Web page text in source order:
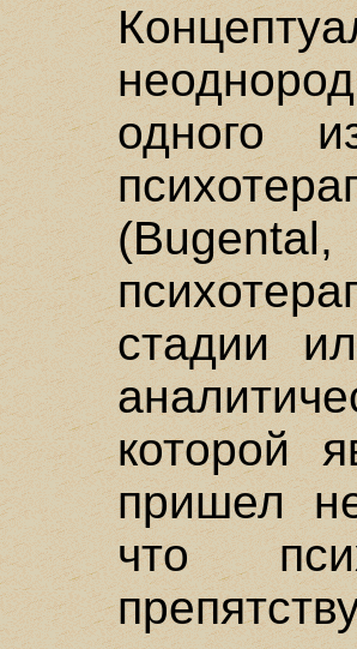
одного
(Bugental,
стадии
которой
пришел
что